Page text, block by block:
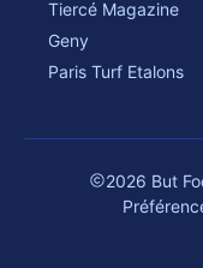
Tiercé Magazine
Geny
Paris Turf Etalons
2026 But